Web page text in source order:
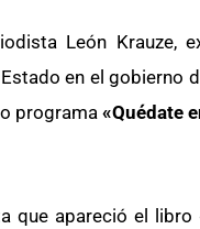
León Krauze,
en el gobierno
programa «Quédate
que apareció el